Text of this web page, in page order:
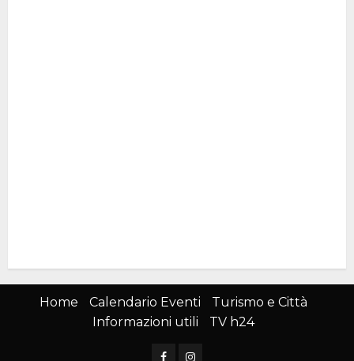
Home Calendario Eventi
Turismo e Città
Informazioni utili
TV h24
FacebookInstagram